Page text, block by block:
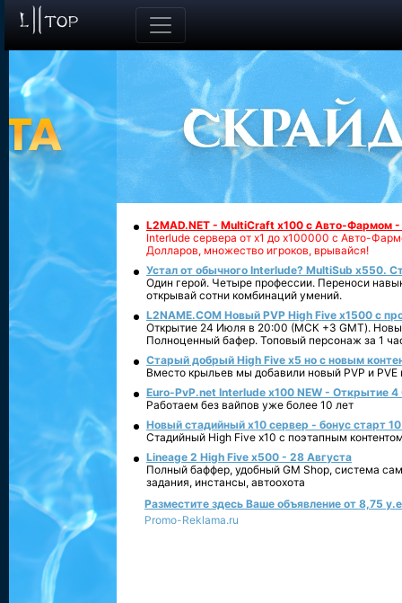
L2MAD.NET - MultiCraft x100 с Авто-Фармом
Interlude сервера от х1 до х100000 с Авто-
Долларов, множество игроков, врывайся!
Устал от обычного Interlude? MultiSub x550.
Один герой. Четыре профессии. Переноси
открывай сотни комбинаций умений.
L2NAME.COM Новый PVP High Five x1500 с
Открытие 24 Июля в 20:00 (МСК +3 GMT).
Полноценный бафер. Топовый персонаж за 1
Старый добрый High Five x5 но с новым
Вместо крыльев мы добавили новый PVP и PVE
Euro-PvP.net Interlude х100 NEW - Открытие 4
Работаем без вайпов уже более 10 лет
Новый стадийный х10 сервер - бонус старт
Стадийный High Five x10 с поэтапным
Lineage 2 High Five x500 - 28 Августа
Полный баффер, удобный GM Shop, система
задания, инстансы, автоохота
Разместите здесь Ваше объявление от 8,75
Promo-Reklama.ru